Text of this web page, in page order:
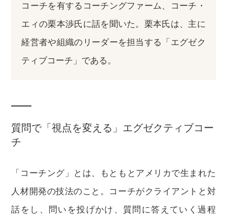
コーチを有するコーチングファーム、コーチ・
エィの栗本渉氏に話を聞いた。栗本氏は、主に
経営者や組織のリーダーを担当する「エグゼク
ティブコーチ」である。
質問で「視点を変える」エグゼクティブコー
チ
「コーチング」とは、もともとアメリカで生まれた
人材開発の技法のこと。コーチがクライアントと対
話をし、問いを投げかけ、質問に答えていく過程